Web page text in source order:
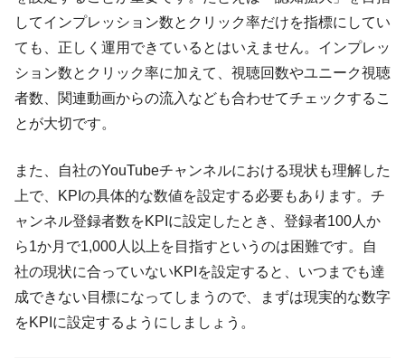
してインプレッション数とクリック率だけを指標にしてい
ても、正しく運用できているとはいえません。インプレッ
ション数とクリック率に加えて、視聴回数やユニーク視聴
者数、関連動画からの流入なども合わせてチェックするこ
とが大切です。
また、自社のYouTubeチャンネルにおける現状も理解した
上で、KPIの具体的な数値を設定する必要もあります。チ
ャンネル登録者数をKPIに設定したとき、登録者100人か
ら1か月で1,000人以上を目指すというのは困難です。自
社の現状に合っていないKPIを設定すると、いつまでも達
成できない目標になってしまうので、まずは現実的な数字
をKPIに設定するようにしましょう。